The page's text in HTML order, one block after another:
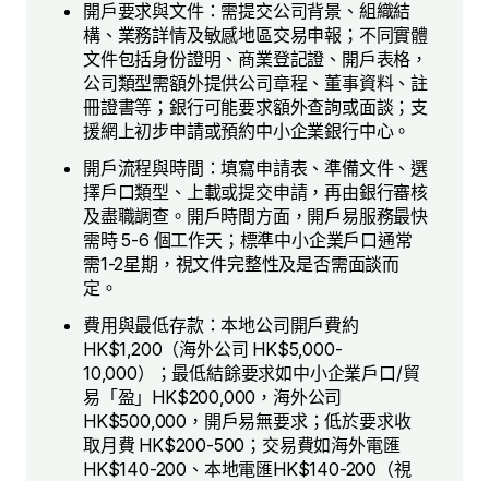
開戶要求與文件：需提交公司背景、組織結
構、業務詳情及敏感地區交易申報；不同實體
文件包括身份證明、商業登記證、開戶表格，
公司類型需額外提供公司章程、董事資料、註
冊證書等；銀行可能要求額外查詢或面談；支
援網上初步申請或預約中小企業銀行中心。
開戶流程與時間：填寫申請表、準備文件、選
擇戶口類型、上載或提交申請，再由銀行審核
及盡職調查。開戶時間方面，開戶易服務最快
需時 5-6 個工作天；標準中小企業戶口通常
需1-2星期，視文件完整性及是否需面談而
定。
費用與最低存款：本地公司開戶費約
HK$1,200（海外公司 HK$5,000-
10,000）；最低結餘要求如中小企業戶口/貿
易「盈」HK$200,000，海外公司
HK$500,000，開戶易無要求；低於要求收
取月費 HK$200-500；交易費如海外電匯
HK$140-200、本地電匯HK$140-200（視